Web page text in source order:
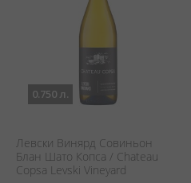
0.750 л.
Левски Винярд Совиньон
Блан Шато Копса / Chateau
Copsa Levski Vineyard